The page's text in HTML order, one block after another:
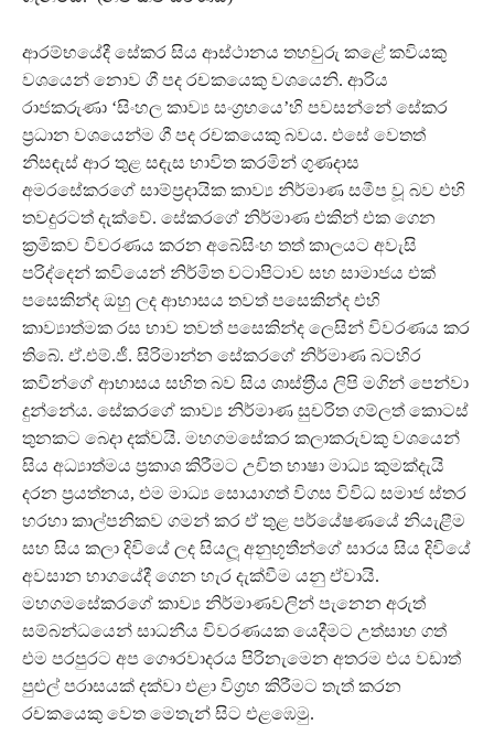
ආරම්භයේදී සේකර සිය ආස්ථානය තහවුරු කළේ කවියකු
වශයෙන් නොව ගී පද රචකයෙකු වශයෙනි. ආරිය
රාජකරුණා ‘සිංහල කාව්‍ය සංග‍්‍රහයෙ’හි පවසන්නේ සේකර
ප‍්‍රධාන වශයෙන්ම ගී පද රචකයෙකු බවය. එසේ වෙතත්
නිසඳැස් ආර තුළ සඳැස භාවිත කරමින් ගුණදාස
අමරසේකරගේ සාම්ප‍්‍රදායික කාව්‍ය නිර්මාණ සමීප වූ බව එහි
තවදුරටත් දැක්වේ. ‍සේකරගේ නිර්මාණ එකින් එක ගෙන
ක‍්‍රමිකව විවරණය කරන අබේසිංහ තත් කාලයට අවැසි
පරිද්දෙන් කවියෙන් නිර්මිත වටාපිටාව සහ සාමාජය එක්
පසෙකින්ද ඔහු ලද ආභාසය තවත් පසෙකින්ද එහි
කාව්‍යාත්මක රස භාව තවත් පසෙකින්ද ලෙසින් විවරණය කර
තිබේ. ඒ.එම්.ජී. සිරිමාන්න සේකරගේ නිර්මාණ බටහිර
කවීන්ගේ ආභාසය සහිත බව සිය ශාස්ත‍්‍රීය ලිපි මගින් පෙන්වා
දුන්නේය. සේකරගේ කාව්‍ය නිර්මාණ සුචරිත ගම්ලත් කොටස්
තුනකට බෙදා දක්වයි. මහගමසේකර කලාකරුවකු වශයෙන්
සිය අධ්‍යාත්මය ප‍්‍රකාශ කිරීමට උචිත භාෂා මාධ්‍ය කුමක්දැයි
දරන ප‍්‍රයත්නය, එම මාධ්‍ය සොයාගත් විගස විවිධ සමාජ ස්තර
හරහා කාල්පනිකව ගමන් කර ඒ තුළ පර්යේෂණයේ නියැළීම
සහ සිය කලා දිවියේ ලද සියලූ‍ අනුභූතීන්ගේ සාරය සිය දිවියේ
අවසාන භාගයේදී ගෙන හැර දැක්වීම යනු ඒවායි.
මහගමසේකරගේ කාව්‍ය නිර්මාණවලින් පැනෙන අරුත්
සම්බන්ධයෙන් සාධනීය විවරණයක යෙදීමට උත්සාහ ගත්
එම පරපුරට අප ගෞරවාදරය පිරිනැමෙන අතරම එය වඩාත්
පුළුල් පරාසයක් දක්වා එළා විග‍්‍රහ කිරීමට තැත් කරන
රචකයෙකු වෙත මෙතැන් සිට එළඹෙමු.